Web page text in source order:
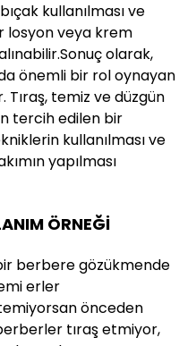
kullanılması ve
losyon veya krem
olarak,
önemli bir rol oynayan
temiz ve düzgün
tercih edilen bir
kullanılması ve
yapılması
ÖRNEĞİ
berbere gözükmende
erler
önceden
tıraş etmiyor,